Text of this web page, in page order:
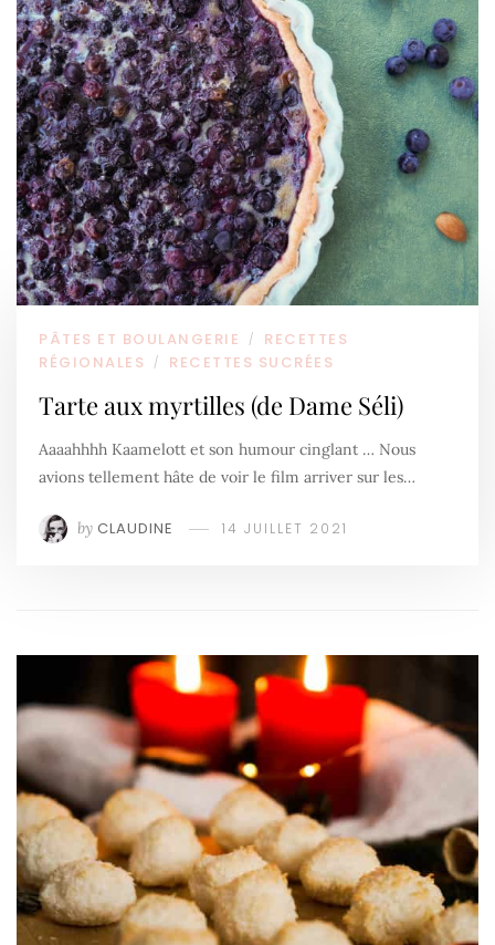
PÂTES ET BOULANGERIE /
RECETTES
RÉGIONALES
/ RECETTES SUCRÉES
Tarte aux myrtilles (de Dame Séli)
Aaaahhhh Kaamelott et son humour cinglant … Nous
avions tellement hâte de voir le film arriver sur les…
by CLAUDINE 14 JUILLET 2021